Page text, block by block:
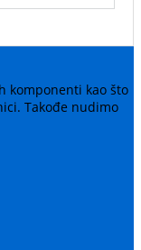
komponenti kao što
Takođe nudimo